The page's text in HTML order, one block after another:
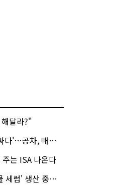
달라?"
, 매각 성공할까
는 ISA 나온다
' 생산 중단한다